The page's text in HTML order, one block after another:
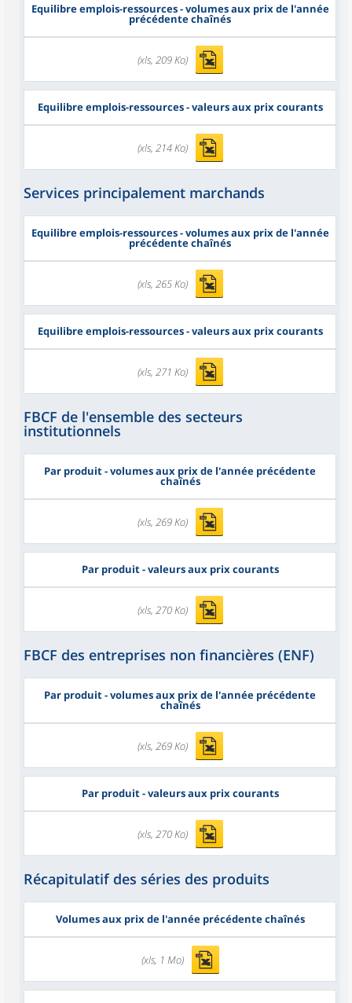
Equilibre emplois-ressources - volumes aux prix de l'année
précédente chaînés
(xls, 209 Ko)
Equilibre emplois-ressources - valeurs aux prix courants
(xls, 214 Ko)
Services principalement marchands
Equilibre emplois-ressources - volumes aux prix de l'année
précédente chaînés
(xls, 265 Ko)
Equilibre emplois-ressources - valeurs aux prix courants
(xls, 271 Ko)
FBCF de l'ensemble des secteurs
institutionnels
Par produit - volumes aux prix de l'année précédente
chaînés
(xls, 269 Ko)
Par produit - valeurs aux prix courants
(xls, 270 Ko)
FBCF des entreprises non financières (ENF)
Par produit - volumes aux prix de l'année précédente
chaînés
(xls, 269 Ko)
Par produit - valeurs aux prix courants
(xls, 270 Ko)
Récapitulatif des séries des produits
Volumes aux prix de l'année précédente chaînés
(xls, 1 Mo)